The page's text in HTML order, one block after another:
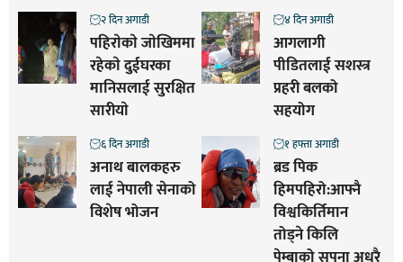
पहिराेकाे जाेखिममा
रहेकाे दुईघरका
मानिसलाई सुरक्षित
सारीयाे
२ दिन अगाडी
आगलागी
पीडितलाई सशस्त्र
प्रहरी बलको
सहयोग
४ दिन अगाडी
अनाथ बालकहरु
लाई नेपाली सेनाको
विशेष भोजन
६ दिन अगाडी
ब्रड पिक
हिमपहिरो:आफ्नै
विश्वकिर्तिमान
तोड्ने किलि
१ हफ्ता अगाडी